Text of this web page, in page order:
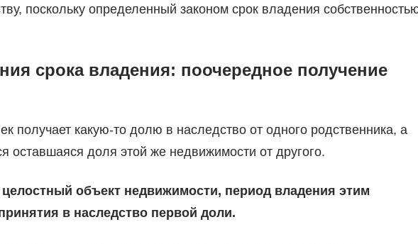
поскольку определенный законом срок владения
срока владения: поочередное получение
получает какую-то долю в наследство от одного родственника, а
оставшаяся доля этой же недвижимости от другого.
объект недвижимости, период владения этим
в наследство первой доли.